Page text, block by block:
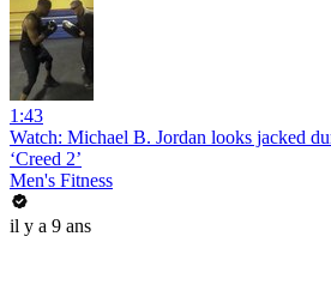
1:43
Watch: Michael B. Jordan looks jacked
‘Creed 2’
Men's Fitness
il y a 9 ans